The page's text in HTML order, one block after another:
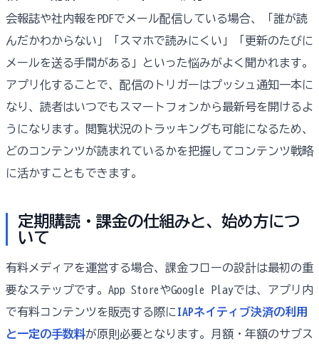
会報誌や社内報をPDFでメール配信している場合、「誰が読
んだかわからない」「スマホで読みにくい」「更新のたびに
メールを送る手間がある」といった悩みがよく聞かれます。
アプリ化することで、配信のトリガーはプッシュ通知一本に
なり、読者はいつでもスマートフォンから最新号を開けるよ
うになります。閲覧状況のトラッキングも可能になるため、
どのコンテンツが読まれているかを把握してコンテンツ戦略
に活かすこともできます。
定期購読・課金の仕組みと、始め方につ
いて
有料メディアを運営する場合、課金フローの設計は最初の重
要なステップです。App StoreやGoogle Playでは、アプリ内
で有料コンテンツを販売する際に IAPネイティブ決済の利用
と一定の手数料が原則必要となります。月額・年額のサブス